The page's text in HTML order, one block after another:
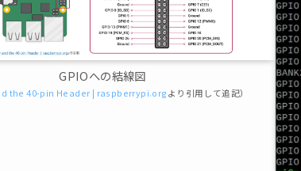
GPIOへの結線図
the 40-pin Header | raspberrypi.orgより引用して追記）